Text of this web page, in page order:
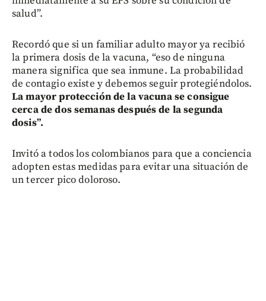
salud”.
Recordó que si un familiar adulto mayor ya recibió
la primera dosis de la vacuna, “eso de ninguna
manera significa que sea inmune. La probabilidad
de contagio existe y debemos seguir protegiéndolos.
La mayor protección de la vacuna se consigue
cerca de dos semanas después de la segunda
dosis”.
Invitó a todos los colombianos para que a conciencia
adopten estas medidas para evitar una situación de
un tercer pico doloroso.